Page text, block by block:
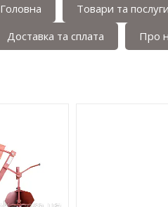
Головна Товари та послуги
Доставка та сплата
Про